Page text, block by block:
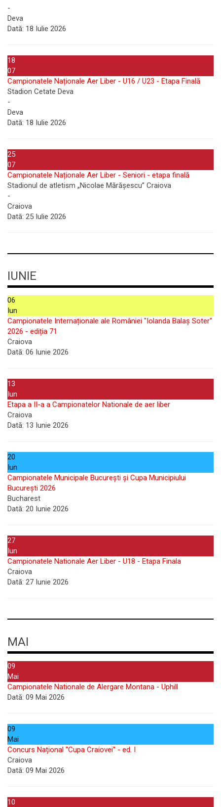
-
Deva
Dată: 18 Iulie 2026
18
07
Campionatele Naționale Aer Liber - U16 / U23 - Etapa Finală
Stadion Cetate Deva
-
Deva
Dată: 18 Iulie 2026
25
07
Campionatele Naționale Aer Liber - Seniori - etapa finală
Stadionul de atletism „Nicolae Mărășescu” Craiova
-
Craiova
Dată: 25 Iulie 2026
IUNIE
06
Iun
Campionatele Internaționale ale României "Iolanda Balaș Soter"
2026 - ediția 71
Craiova
Dată: 06 Iunie 2026
13
Iun
Etapa a II-a a Campionatelor Nationale de aer liber
Craiova
Dată: 13 Iunie 2026
20
Iun
Campionatele Municipale București și Cupa Municipiului
București 2026
Bucharest
Dată: 20 Iunie 2026
27
Iun
Campionatele Nationale Aer Liber - U18 - Etapa Finala
Craiova
Dată: 27 Iunie 2026
MAI
09
Mai
Campionatele Nationale de Alergare Montana - Uphill
Dată: 09 Mai 2026
09
Mai
Concurs Național "Cupa Craiovei" - ed. I
Craiova
Dată: 09 Mai 2026
10